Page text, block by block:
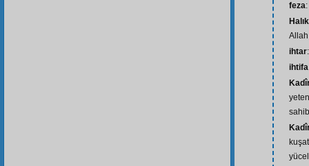
feza
Halık
Allah
ihtar